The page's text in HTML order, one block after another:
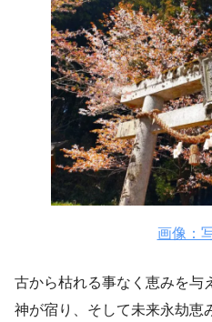
画像：
古から枯れる事なく恵みを与
神が宿り、そして未来永劫恵